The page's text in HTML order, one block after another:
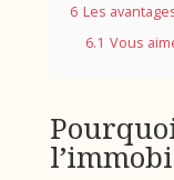
6 Les
6.1 Vous